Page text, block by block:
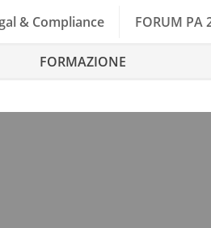
& Compliance FORUM
FORMAZIONE